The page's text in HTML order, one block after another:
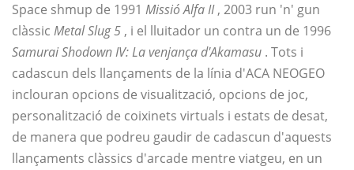
Space shmup de 1991 Missió Alfa II, 2003 run 'n' gun
clàssic Metal Slug 5 , i el lluitador un contra un de 1996
Samurai Shodown IV: La venjança d'Akamasu . Tots i
cadascun dels llançaments de la línia d'ACA NEOGEO
inclouran opcions de visualització, opcions de joc,
personalització de coixinets virtuals i estats de desat,
de manera que podreu gaudir de cadascun d'aquests
llançaments clàssics d'arcade mentre viatgeu, en un